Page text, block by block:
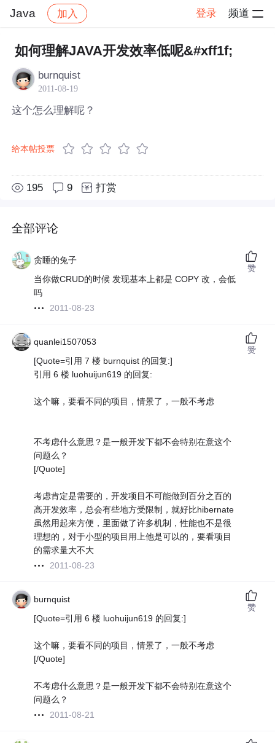
Java 加入 登录 频道
社区 Java 帖子详情
如何理解JAVA开发效率低呢&#xff1f;
burnquist
2011-08-19
这个怎么理解呢？
给本帖投票
195 9 打赏
全部评论
贪睡的兔子
当你做CRUD的时候 发现基本上都是 COPY 改，会低
吗
2011-08-23
赞
quanlei1507053
[Quote=引用 7 楼 burnquist 的回复:]
引用 6 楼 luohuijun619 的回复:
这个嘛，要看不同的项目，情景了，一般不考虑
不考虑什么意思？是一般开发下都不会特别在意这个
问题么？
[/Quote]
考虑肯定是需要的，开发项目不可能做到百分之百的
高开发效率，总会有些地方受限制，就好比hibernate
虽然用起来方便，里面做了许多机制，性能也不是很
理想的，对于小型的项目用上他是可以的，要看项目
的需求量大不大
2011-08-23
赞
burnquist
[Quote=引用 6 楼 luohuijun619 的回复:]
这个嘛，要看不同的项目，情景了，一般不考虑
[/Quote]
不考虑什么意思？是一般开发下都不会特别在意这个
问题么？
2011-08-21
赞